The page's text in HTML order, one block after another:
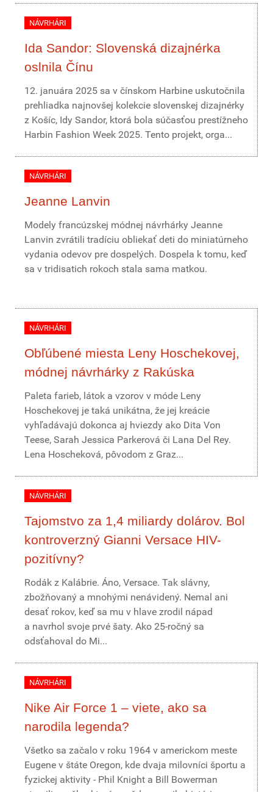
NÁVRHÁRI
Ida Sandor: Slovenská dizajnérka
oslnila Čínu
12. januára 2025 sa v čínskom Harbine uskutočnila
prehliadka najnovšej kolekcie slovenskej dizajnérky
z Košíc, Idy Sandor, ktorá bola súčasťou prestížneho
Harbin Fashion Week 2025. Tento projekt, orga...
NÁVRHÁRI
Jeanne Lanvin
Modely francúzskej módnej návrhárky Jeanne
Lanvin zvrátili tradíciu obliekať deti do miniatúrneho
vydania odevov pre dospelých. Dospela k tomu, keď
sa v tridisatich rokoch stala sama matkou.
NÁVRHÁRI
Obľúbené miesta Leny Hoschekovej,
módnej návrhárky z Rakúska
Paleta farieb, látok a vzorov v móde Leny
Hoschekovej je taká unikátna, že jej kreácie
vyhľadávajú dokonca aj hviezdy ako Dita Von
Teese, Sarah Jessica Parkerová či Lana Del Rey.
Lena Hoscheková, pôvodom z Graz...
NÁVRHÁRI
Tajomstvo za 1,4 miliardy dolárov. Bol
kontroverzný Gianni Versace HIV-
pozitívny?
Rodák z Kalábrie. Áno, Versace. Tak slávny,
zbožňovaný a mnohými nenávidený. Nemal ani
desať rokov, keď sa mu v hlave zrodil nápad
a navrhol svoje prvé šaty. Ako 25-ročný sa
odsťahoval do Mi...
NÁVRHÁRI
Nike Air Force 1 – viete, ako sa
narodila legenda?
Všetko sa začalo v roku 1964 v americkom meste
Eugene v štáte Oregon, kde dvaja milovníci športu a
fyzickej aktivity - Phil Knight a Bill Bowerman